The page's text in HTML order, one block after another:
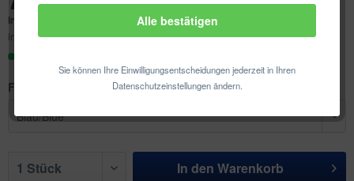
KomfortfunktionenAlle bestätigen
Sie können Ihre Einwilligungsentscheidungen jederzeit in Ihren
Datenschutzeinstellungen ändern.
Inhalt:
inkl. MwSt.zzgl. Versandkosten
Farbe:
In den Warenkorb